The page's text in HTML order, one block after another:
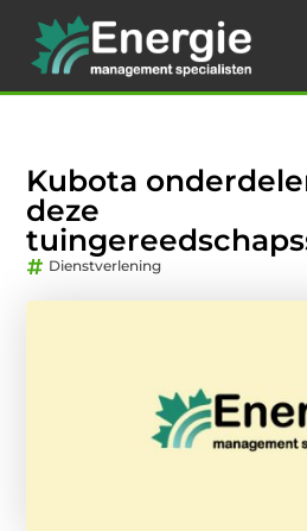
Kubota
deze
Dienstverlening